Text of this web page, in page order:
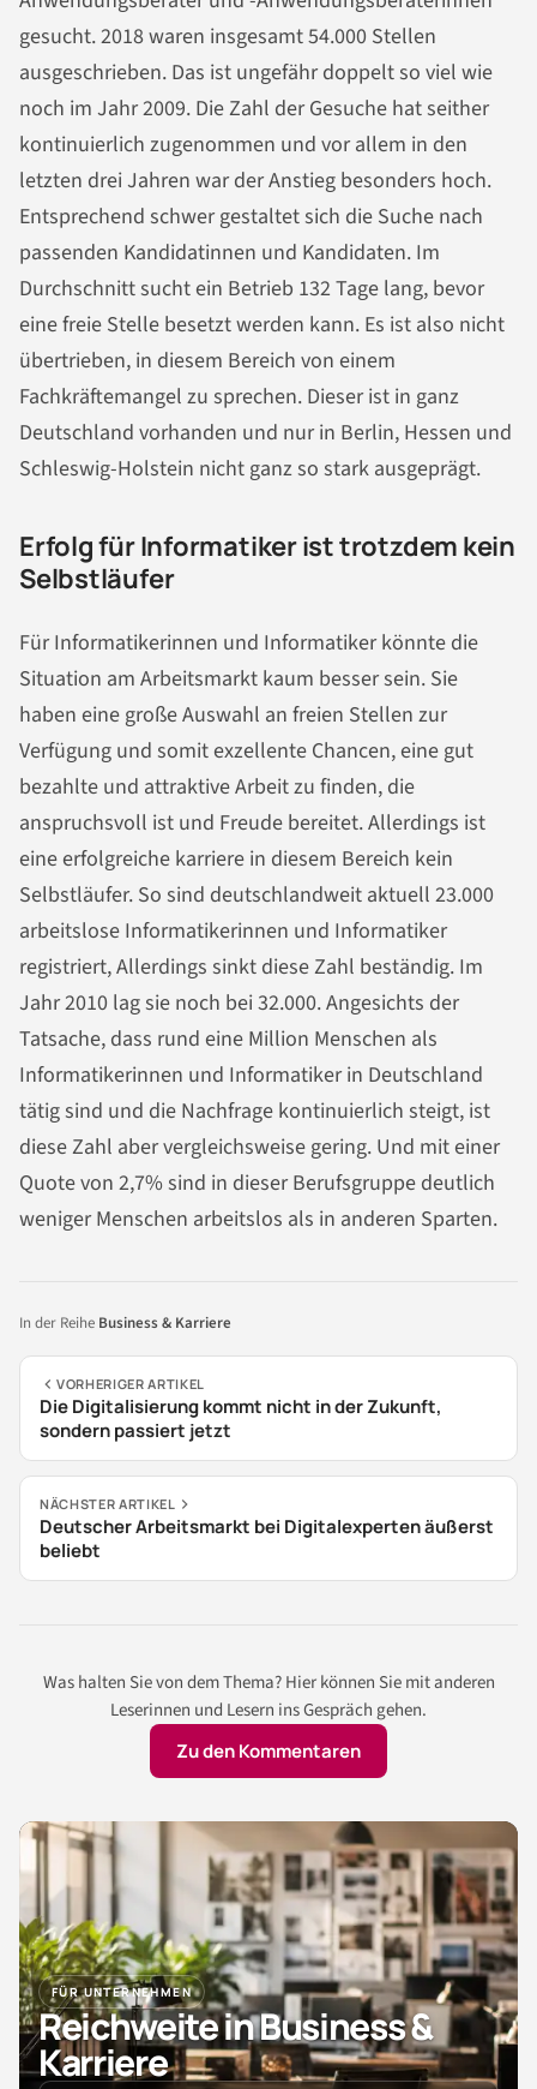
gesucht. 2018 waren insgesamt 54.000 Stellen
ausgeschrieben. Das ist ungefähr doppelt so viel wie
noch im Jahr 2009. Die Zahl der Gesuche hat seither
kontinuierlich zugenommen und vor allem in den
letzten drei Jahren war der Anstieg besonders hoch.
Entsprechend schwer gestaltet sich die Suche nach
passenden Kandidatinnen und Kandidaten. Im
Durchschnitt sucht ein Betrieb 132 Tage lang, bevor
eine freie Stelle besetzt werden kann. Es ist also nicht
übertrieben, in diesem Bereich von einem
Fachkräftemangel zu sprechen. Dieser ist in ganz
Deutschland vorhanden und nur in Berlin, Hessen und
Schleswig-Holstein nicht ganz so stark ausgeprägt.
Erfolg für Informatiker ist trotzdem kein
Selbstläufer
Für Informatikerinnen und Informatiker könnte die
Situation am Arbeitsmarkt kaum besser sein. Sie
haben eine große Auswahl an freien Stellen zur
Verfügung und somit exzellente Chancen, eine gut
bezahlte und attraktive Arbeit zu finden, die
anspruchsvoll ist und Freude bereitet. Allerdings ist
eine erfolgreiche karriere in diesem Bereich kein
Selbstläufer. So sind deutschlandweit aktuell 23.000
arbeitslose Informatikerinnen und Informatiker
registriert, Allerdings sinkt diese Zahl beständig. Im
Jahr 2010 lag sie noch bei 32.000. Angesichts der
Tatsache, dass rund eine Million Menschen als
Informatikerinnen und Informatiker in Deutschland
tätig sind und die Nachfrage kontinuierlich steigt, ist
diese Zahl aber vergleichsweise gering. Und mit einer
Quote von 2,7% sind in dieser Berufsgruppe deutlich
weniger Menschen arbeitslos als in anderen Sparten.
In der Reihe Business & Karriere
VORHERIGER ARTIKEL
Die Digitalisierung kommt nicht in der Zukunft,
sondern passiert jetzt
NÄCHSTER ARTIKEL
Deutscher Arbeitsmarkt bei Digitalexperten äußerst
beliebt
Was halten Sie von dem Thema? Hier können Sie mit anderen
Leserinnen und Lesern ins Gespräch gehen.
Zu den Kommentaren
FÜR UNTERNEHMEN
Reichweite in Business &
Karriere